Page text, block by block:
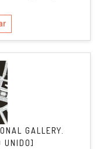
GALLERY.
UNIDO]